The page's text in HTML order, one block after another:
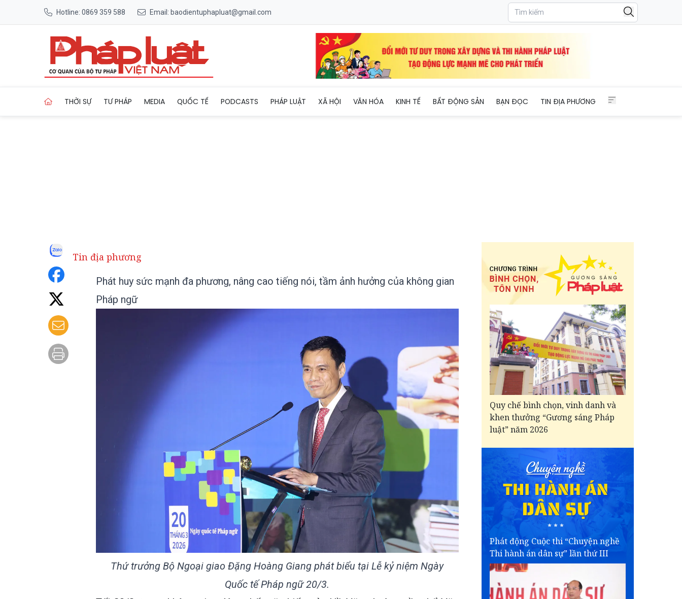
Hotline: 0869 359 588 Email: baodientuphapluat@gmail.com
THỜI SỰ TƯ PHÁP MEDIA QUỐC TẾ PODCASTS PHÁP LUẬT XÃ HỘI VĂN HÓA KINH TẾ BẤT ĐỘNG SẢN BẠN ĐỌC TIN ĐỊA PHƯƠNG
Tin địa phương
Phát huy sức mạnh đa phương, nâng cao tiếng nói, tầm ảnh hưởng của không gian
Pháp ngữ
Thứ trưởng Bộ Ngoại giao Đặng Hoàng Giang phát biểu tại Lễ kỷ niệm Ngày
Quốc tế Pháp ngữ 20/3.
Quy chế bình chọn, vinh danh và
khen thưởng “Gương sáng Pháp
luật” năm 2026
Phát động Cuộc thi “Chuyện nghề
Thi hành án dân sự” lần thứ III